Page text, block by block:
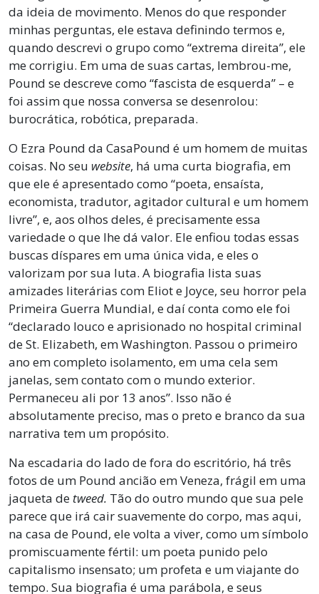
da ideia de movimento. Menos do que responder
minhas perguntas, ele estava definindo termos e,
quando descrevi o grupo como “extrema direita”, ele
me corrigiu. Em uma de suas cartas, lembrou-me,
Pound se descreve como “fascista de esquerda” – e
foi assim que nossa conversa se desenrolou:
burocrática, robótica, preparada.
O Ezra Pound da CasaPound é um homem de muitas
coisas. No seu website, há uma curta biografia, em
que ele é apresentado como “poeta, ensaísta,
economista, tradutor, agitador cultural e um homem
livre”, e, aos olhos deles, é precisamente essa
variedade o que lhe dá valor. Ele enfiou todas essas
buscas díspares em uma única vida, e eles o
valorizam por sua luta. A biografia lista suas
amizades literárias com Eliot e Joyce, seu horror pela
Primeira Guerra Mundial, e daí conta como ele foi
“declarado louco e aprisionado no hospital criminal
de St. Elizabeth, em Washington. Passou o primeiro
ano em completo isolamento, em uma cela sem
janelas, sem contato com o mundo exterior.
Permaneceu ali por 13 anos”. Isso não é
absolutamente preciso, mas o preto e branco da sua
narrativa tem um propósito.
Na escadaria do lado de fora do escritório, há três
fotos de um Pound ancião em Veneza, frágil em uma
jaqueta de tweed. Tão do outro mundo que sua pele
parece que irá cair suavemente do corpo, mas aqui,
na casa de Pound, ele volta a viver, como um símbolo
promiscuamente fértil: um poeta punido pelo
capitalismo insensato; um profeta e um viajante do
tempo. Sua biografia é uma parábola, e seus